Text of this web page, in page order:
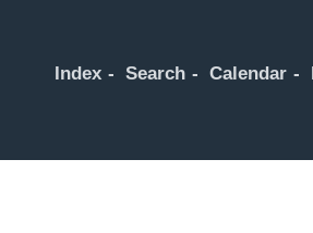
Index Search Calendar